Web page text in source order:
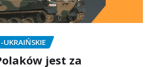
UKRAIŃSKIE
jest za